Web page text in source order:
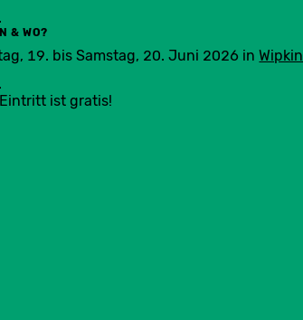
& WO?
19. bis Samstag, 20. Juni 2026 in
ist gratis!